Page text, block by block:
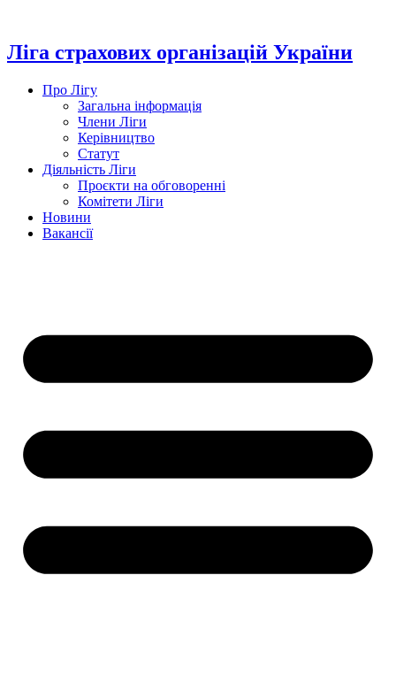
вмісту
Ліга страхових організацій України
Про Лігу
Загальна інформація
Члени Ліги
Керівництво
Статут
Діяльність Ліги
Проєкти на обговоренні
Комітети Ліги
Новини
Вакансії